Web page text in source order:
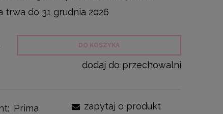
trwa do 31 grudnia 2026
DO KOSZYKA
dodaj do przechowalni
Prima
zapytaj o produkt